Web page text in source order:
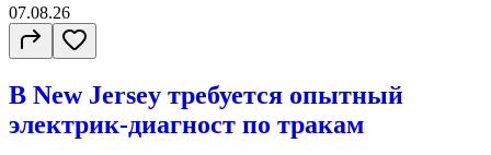
07.08.26
В New Jersey требуется опытный
электрик-диагност по тракам